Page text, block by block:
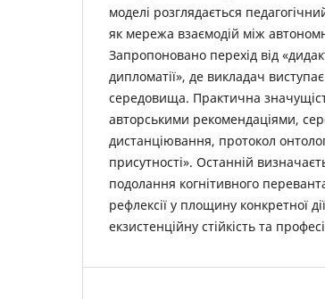
моделі розглядається
як мережа взаємодій між
Запропоновано перехід від
дипломатії», де викладач
середовища. Практична
авторськими рекомендаціями,
дистанціювання, протокол
присутності». Останній
подолання когнітивного
рефлексії у площину конкретної
екзистенційну стійкість та